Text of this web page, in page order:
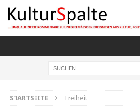
STARTSEITE Freiheit